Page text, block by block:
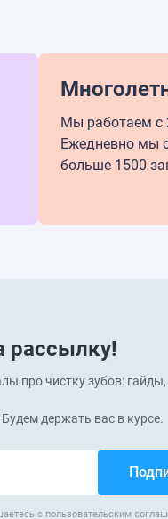
Мы работаем с
Ежедневно мы
больше 1500
рассылку!
про чистку зубов:
держать вас в курсе.
с пользовательским